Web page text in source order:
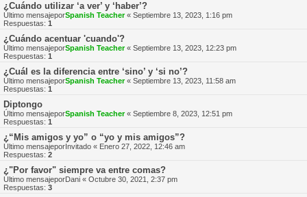
¿Cuándo utilizar ‘a ver’ y ‘haber’?
Último mensajeporSpanish Teacher« Septiembre 13, 2023, 1:16 pm
Respuestas: 1
¿Cuándo acentuar 'cuando'?
Último mensajeporSpanish Teacher« Septiembre 13, 2023, 12:23 pm
Respuestas: 1
¿Cuál es la diferencia entre ‘sino’ y ‘si no’?
Último mensajeporSpanish Teacher« Septiembre 13, 2023, 11:58 am
Respuestas: 1
Diptongo
Último mensajeporSpanish Teacher« Septiembre 8, 2023, 12:51 pm
Respuestas: 1
¿“Mis amigos y yo” o “yo y mis amigos”?
Último mensajeporInvitado « Enero 27, 2022, 12:46 am
Respuestas: 2
¿"Por favor" siempre va entre comas?
Último mensajeporDani « Octubre 30, 2021, 2:37 pm
Respuestas: 3